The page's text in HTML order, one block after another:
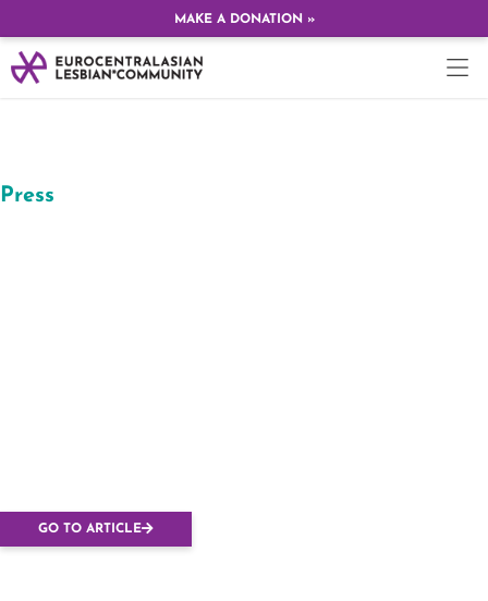
MAKE A DONATION »
Press
GO TO ARTICLE